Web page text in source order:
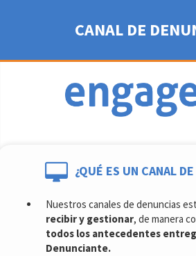
CANAL DE
¿QUÉ ES UN CANAL
Nuestros canales de denuncias
recibir y gestionar, de manera
todos los antecedentes
Denunciante.